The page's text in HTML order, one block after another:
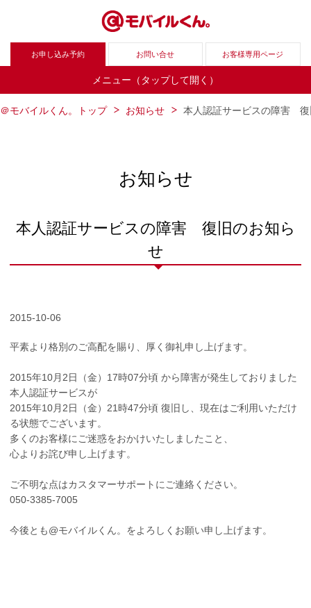
お申し込み予約 お問い合せ お客様専用ページ
メニュー（タップして開く）
＠モバイルくん。トップ お知らせ 本人認証サービスの障害 復
お知らせ
本人認証サービスの障害 復旧のお知ら
せ
2015-10-06
平素より格別のご高配を賜り、厚く御礼申し上げます。
2015年10月2日（金）17時07分頃 から障害が発生しておりました
本人認証サービスが
2015年10月2日（金）21時47分頃 復旧し、現在はご利用いただけ
る状態でございます。
多くのお客様にご迷惑をおかけいたしましたこと、
心よりお詫び申し上げます。
ご不明な点はカスタマーサポートにご連絡ください。
050-3385-7005
今後とも@モバイルくん。をよろしくお願い申し上げます。